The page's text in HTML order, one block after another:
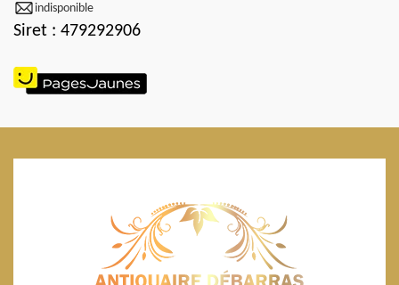
indisponible
Siret : 479292906